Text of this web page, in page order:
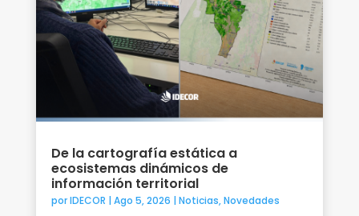
De la cartografía estática a
ecosistemas dinámicos de
información territorial
porIDECOR | Ago 5, 2026 | Noticias,Novedades